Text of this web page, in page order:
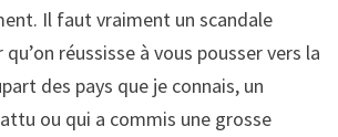
Il faut vraiment un scandale
réussisse à vous pousser vers la
des pays que je connais, un
ou qui a commis une grosse